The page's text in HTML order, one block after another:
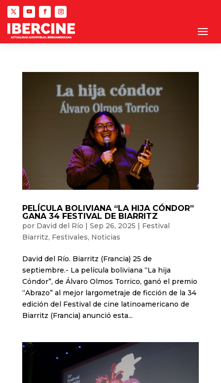
PELÍCULA BOLIVIANA “LA HIJA CÓNDOR”
GANA 34 FESTIVAL DE BIARRITZ
por David del Río | Sep 26, 2025 | Festival
Biarritz, Festivales, Noticias
David del Río. Biarritz (Francia) 25 de
septiembre.- La película boliviana “La hija
Cóndor”, de Álvaro Olmos Torrico, ganó el premio
“Abrazo” al mejor largometraje de ficción de la 34
edición del Festival de cine latinoamericano de
Biarritz (Francia) anunció esta...